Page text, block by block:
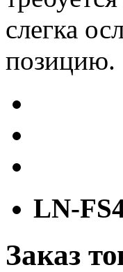
слегка
позицию.
LN-
Заказ